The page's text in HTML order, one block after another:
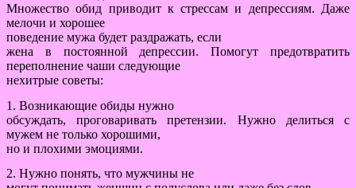
Множество обид приводит к стрессам и депрессиям. Даже
мелочи и хорошее
поведение мужа будет раздражать, если
жена в постоянной депрессии. Помогут предотвратить
переполнение чаши следующие
нехитрые советы:
1. Возникающие обиды нужно
обсуждать, проговаривать претензии. Нужно делиться с
мужем не только хорошими,
но и плохими эмоциями.
2. Нужно понять, что мужчины не